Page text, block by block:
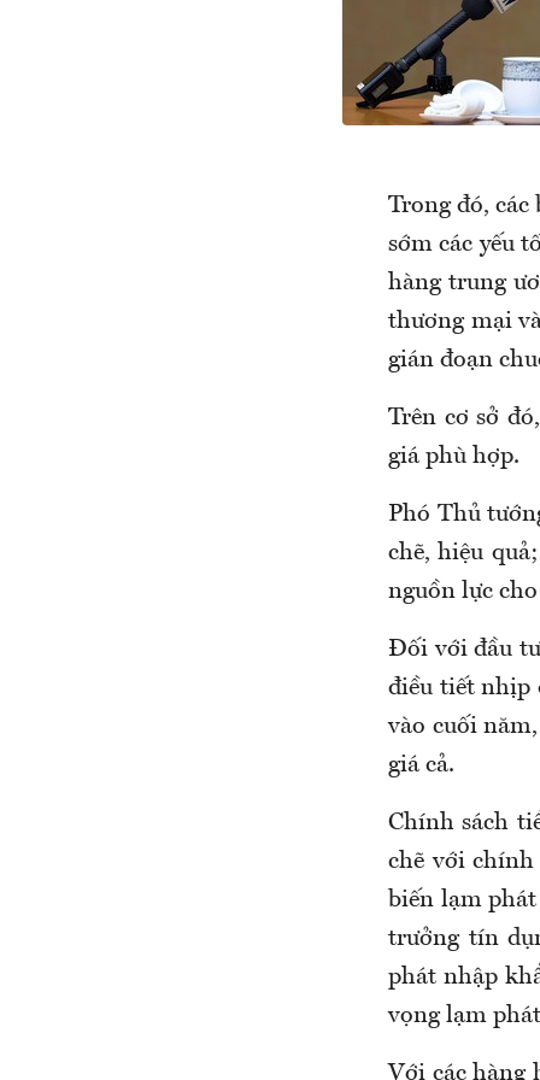
Trong đó, các
sớm các yếu
hàng trung
thương mại
gián đoạn
Trên cơ sở
giá phù hợp.
Phó Thủ
chẽ, hiệu
nguồn lực
Đối với đầu
điều tiết nhịp
vào cuối
giá cả.
Chính sách
chẽ với
biến lạm
trưởng tín
phát nhập
vọng lạm
Với các hàng